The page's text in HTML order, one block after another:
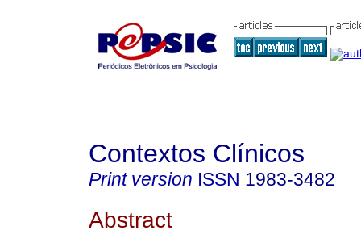
Contextos Clínicos
Print version ISSN 1983-3482
Abstract